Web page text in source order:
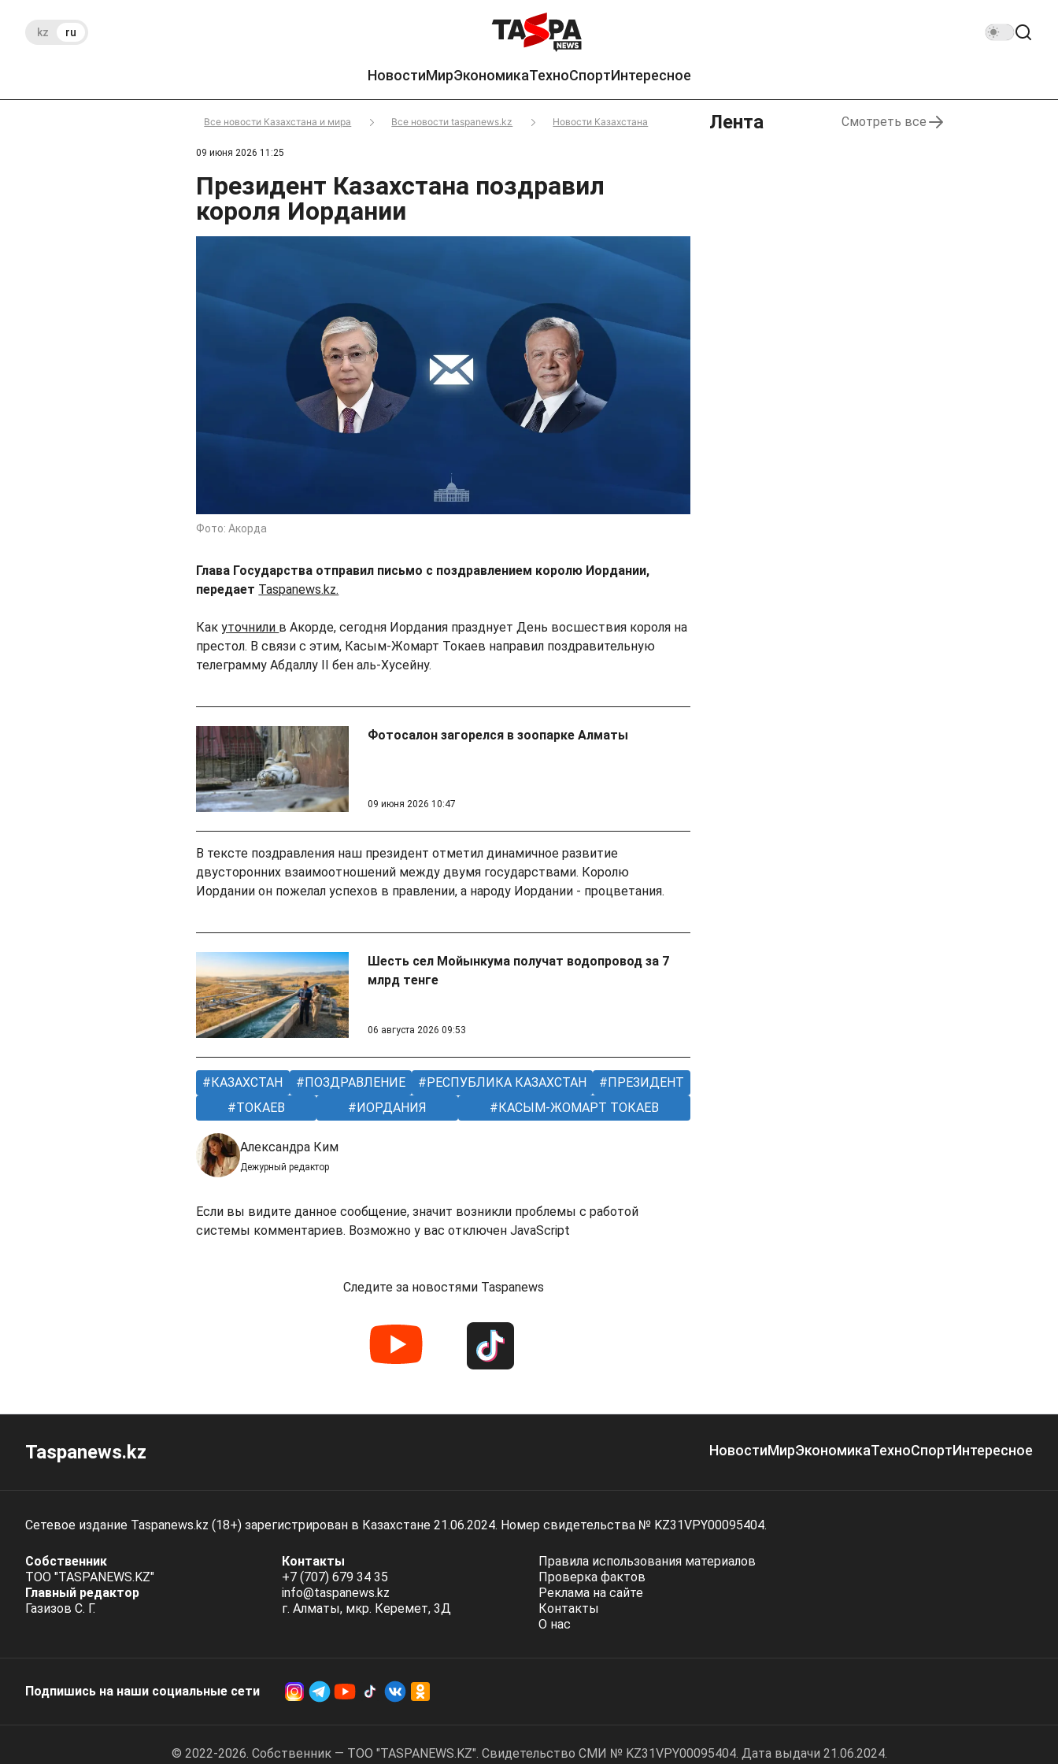
kz ru
НовостиМирЭкономикаТехноСпортИнтересное
Все новости Казахстана и мира Все новости taspanews.kz Новости Казахстана
09 июня 2026 11:25
Президент Казахстана поздравил
короля Иордании
Фото: Акорда
Глава Государства отправил письмо с поздравлением королю Иордании,
передает Taspanews.kz.
Какуточнили в Акорде, сегодня Иордания празднует День восшествия короля на
престол. В связи с этим, Касым-Жомарт Токаев направил поздравительную
телеграмму Абдаллу II бен аль-Хусейну.
Фотосалон загорелся в зоопарке Алматы
09 июня 2026 10:47
В тексте поздравления наш президент отметил динамичное развитие
двусторонних взаимоотношений между двумя государствами. Королю
Иордании он пожелал успехов в правлении, а народу Иордании - процветания.
Шесть сел Мойынкума получат водопровод за 7
млрд тенге
06 августа 2026 09:53
КАЗАХСТАН ПОЗДРАВЛЕНИЕ РЕСПУБЛИКА КАЗАХСТАН
ПРЕЗИДЕНТ
ТОКАЕВ
ИОРДАНИЯ КАСЫМ-ЖОМАРТ ТОКАЕВ
Александра Ким
Дежурный редактор
Если вы видите данное сообщение, значит возникли проблемы с работой
системы комментариев. Возможно у вас отключен JavaScript
Следите за новостями Taspanews
Лента Смотреть все
Taspanews.kz НовостиМирЭкономикаТехноСпортИнтересное
Сетевое издание Taspanews.kz (18+) зарегистрирован в Казахстане 21.06.2024. Номер свидетельства № KZ31VPY00095404.
Собственник
ТОО "TASPANEWS.KZ"
Главный редактор
Газизов С. Г.
Контакты
+7 (707) 679 34 35
info@taspanews.kz
г. Алматы, мкр. Керемет, 3Д
Правила использования материалов
Проверка фактов
Реклама на сайте
Контакты
О нас
Подпишись на наши социальные cети
© 2022-2026. Собственник — ТОО "TASPANEWS.KZ". Cвидетельство СМИ № KZ31VPY00095404. Дата выдачи 21.06.2024.